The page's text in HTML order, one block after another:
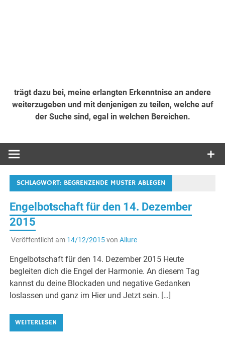
trägt dazu bei, meine erlangten Erkenntnise an andere
weiterzugeben und mit denjenigen zu teilen, welche auf
der Suche sind, egal in welchen Bereichen.
SCHLAGWORT: BEGRENZENDE MUSTER ABLEGEN
Engelbotschaft für den 14. Dezember
2015
Veröffentlicht am 14/12/2015von Allure
Engelbotschaft für den 14. Dezember 2015 Heute
begleiten dich die Engel der Harmonie. An diesem Tag
kannst du deine Blockaden und negative Gedanken
loslassen und ganz im Hier und Jetzt sein. […]
WEITERLESEN